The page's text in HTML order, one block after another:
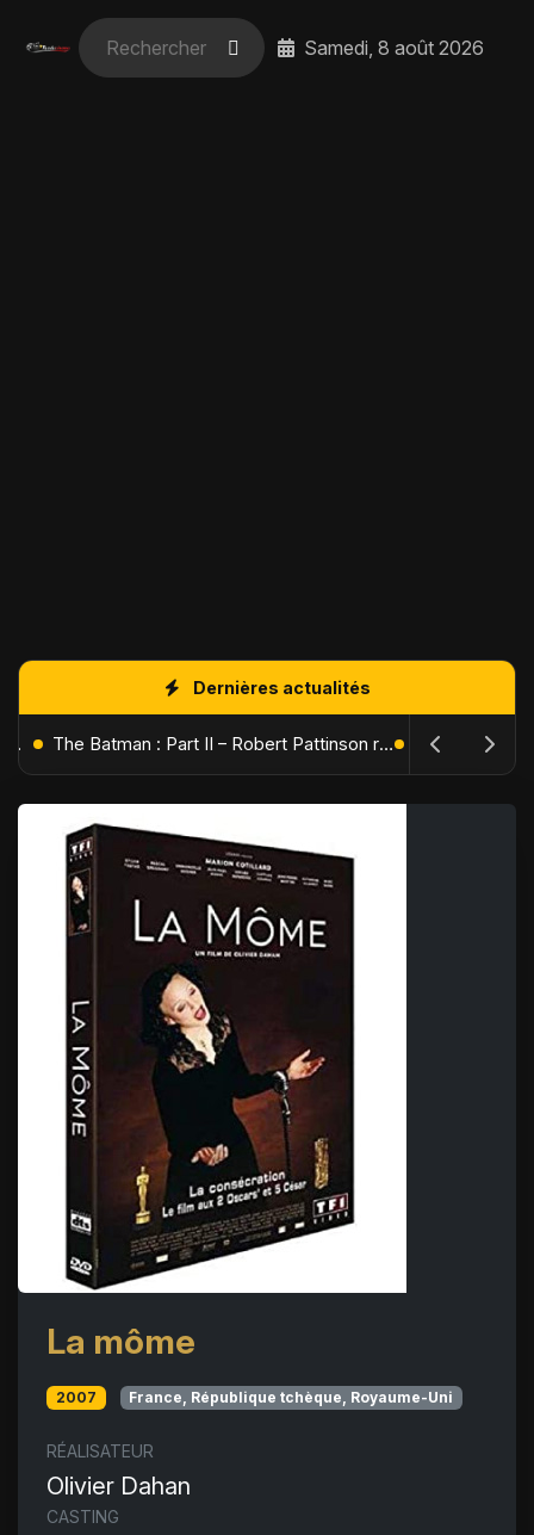
Samedi, 8 août 2026
Dernières actualités
L'Âge de Glace : Le Réveil du Volcan – Manny, Sid et Diego de retour pour une aventure explosive The Batman : Part II – Robert Pattinson replonge dans les ténèbres de Gotham dès octobre 2027
La môme
2007 France, République tchèque, Royaume-Uni
RÉALISATEUR
Olivier Dahan
CASTING